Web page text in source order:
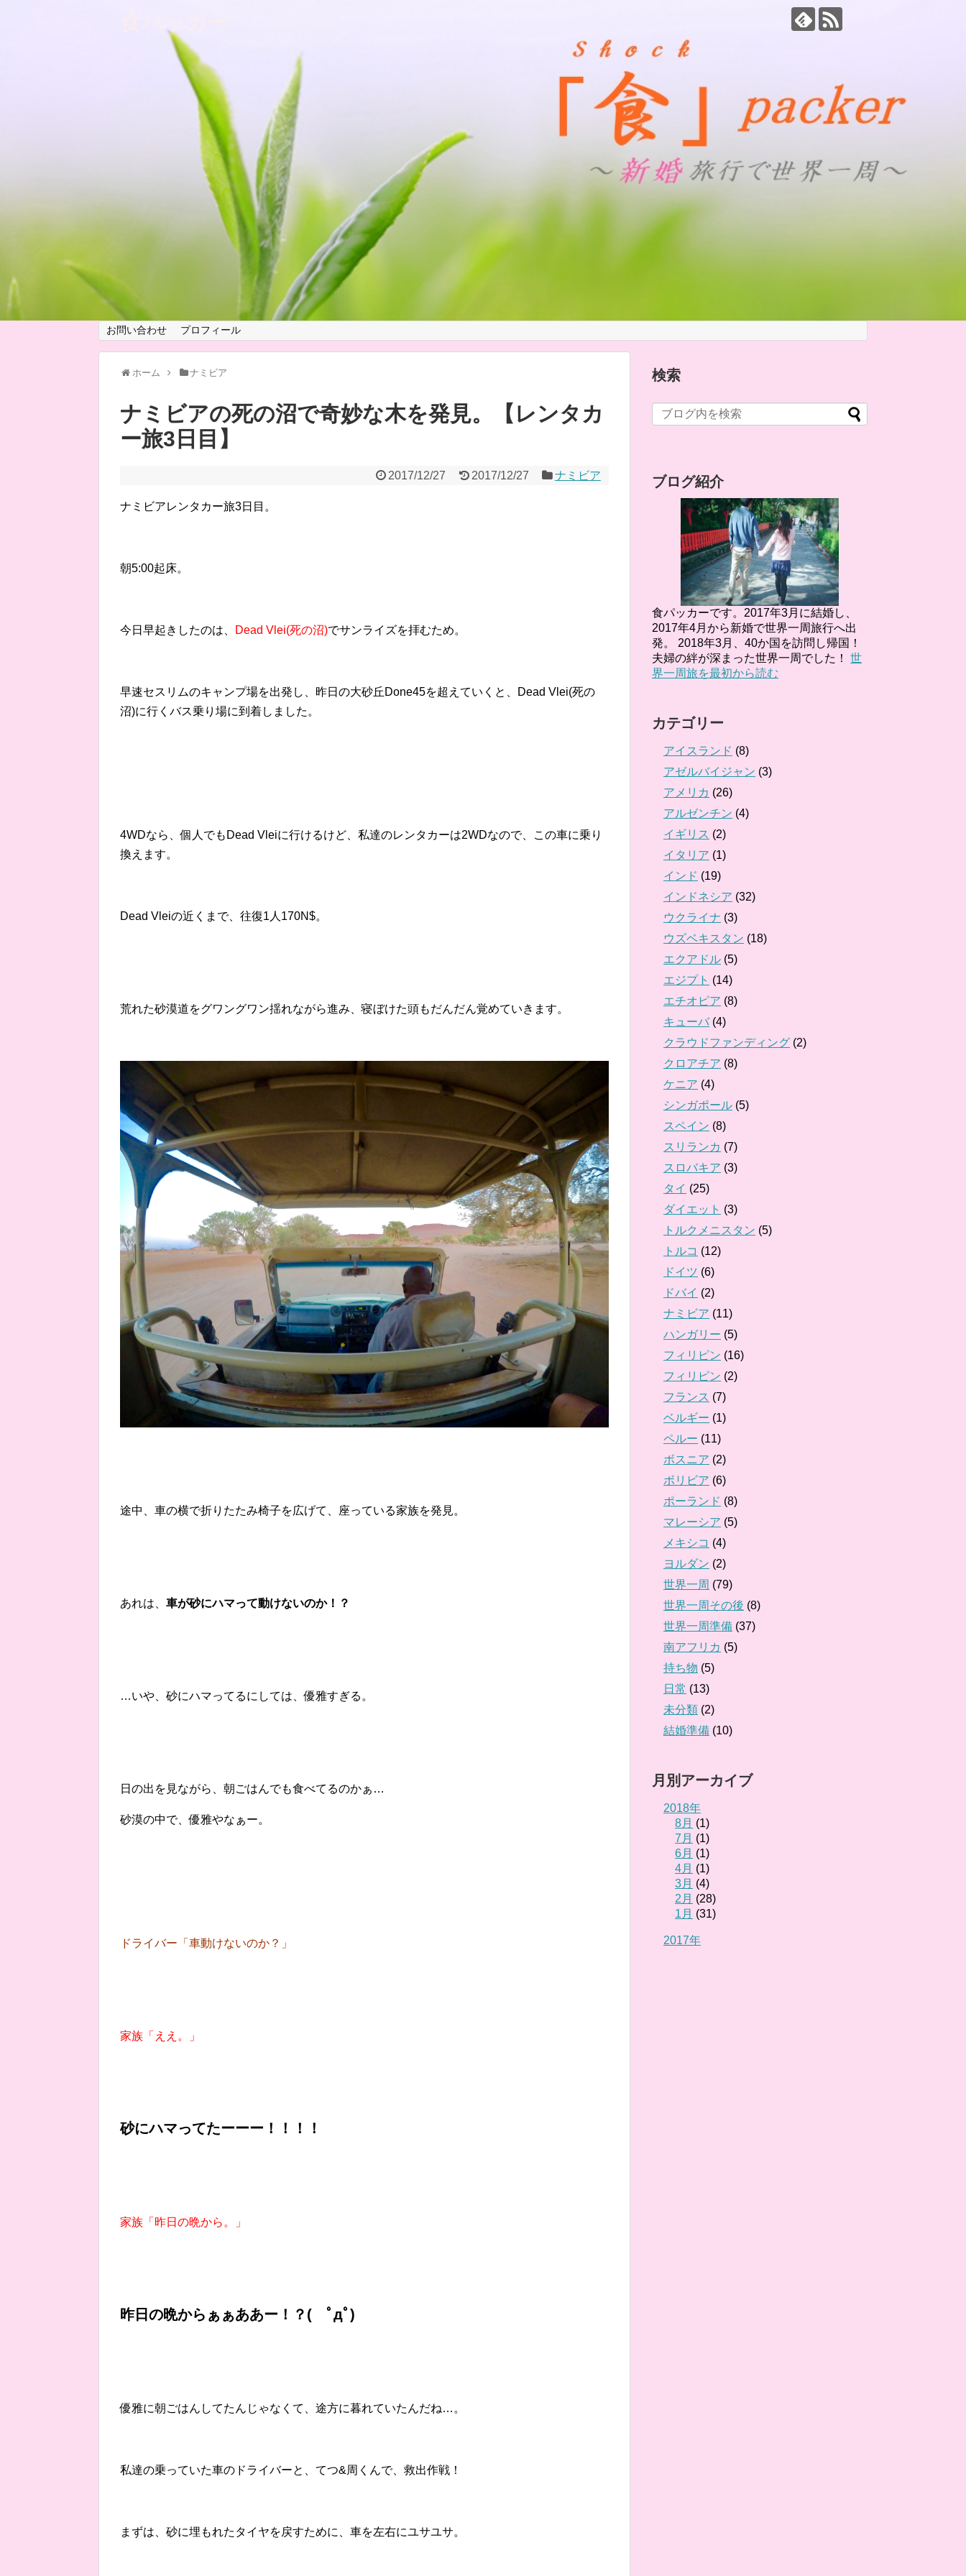
お問い合わせ プロフィール
ホーム ナミビア
ナミビアの死の沼で奇妙な木を発見。【レンタカ
ー旅3日目】
2017/12/27 2017/12/27 ナミビア
ナミビアレンタカー旅3日目。
朝5:00起床。
今日早起きしたのは、 Dead Vlei(死の沼)でサンライズを拝むため。
早速セスリムのキャンプ場を出発し、昨日の大砂丘Done45を超えていくと、Dead Vlei(死の
沼)に行くバス乗り場に到着しました。
4WDなら、個人でもDead Vleiに行けるけど、私達のレンタカーは2WDなので、この車に乗り
換えます。
Dead Vleiの近くまで、往復1人170N$。
荒れた砂漠道をグワングワン揺れながら進み、寝ぼけた頭もだんだん覚めていきます。
途中、車の横で折りたたみ椅子を広げて、座っている家族を発見。
あれは、 車が砂にハマって動けないのか！？
…いや、砂にハマってるにしては、優雅すぎる。
日の出を見ながら、朝ごはんでも食べてるのかぁ…
砂漠の中で、優雅やなぁー。
ドライバー「車動けないのか？」
家族「ええ。」
砂にハマってたーーー！！！！
家族「昨日の晩から。」
昨日の晩からぁぁああー！？( ﾟдﾟ)
優雅に朝ごはんしてたんじゃなくて、途方に暮れていたんだね…。
私達の乗っていた車のドライバーと、てつ&周くんで、救出作戦！
まずは、砂に埋もれたタイヤを戻すために、車を左右にユサユサ。
検索
ブログ紹介
食パッカーです。2017年3月に結婚し、
2017年4月から新婚で世界一周旅行へ出
発。 2018年3月、40か国を訪問し帰国！
夫婦の絆が深まった世界一周でした！ 世
界一周旅を最初から読む
カテゴリー
アイスランド (8)
アゼルバイジャン (3)
アメリカ (26)
アルゼンチン (4)
イギリス (2)
イタリア (1)
インド (19)
インドネシア (32)
ウクライナ (3)
ウズベキスタン (18)
エクアドル (5)
エジプト (14)
エチオピア (8)
キューバ(4)
クラウドファンディング (2)
クロアチア (8)
ケニア (4)
シンガポール (5)
スペイン (8)
スリランカ (7)
スロバキア (3)
タイ (25)
ダイエット (3)
トルクメニスタン (5)
トルコ (12)
ドイツ (6)
ドバイ (2)
ナミビア (11)
ハンガリー (5)
フィリピン (16)
フィリピン (2)
フランス (7)
ベルギー (1)
ペルー (11)
ボスニア (2)
ボリビア (6)
ポーランド (8)
マレーシア (5)
メキシコ (4)
ヨルダン (2)
世界一周 (79)
世界一周その後 (8)
世界一周準備 (37)
南アフリカ (5)
持ち物 (5)
日常 (13)
未分類 (2)
結婚準備 (10)
月別アーカイブ
2018年
8月 (1)
7月 (1)
6月 (1)
4月 (1)
3月 (4)
2月 (28)
1月 (31)
2017年